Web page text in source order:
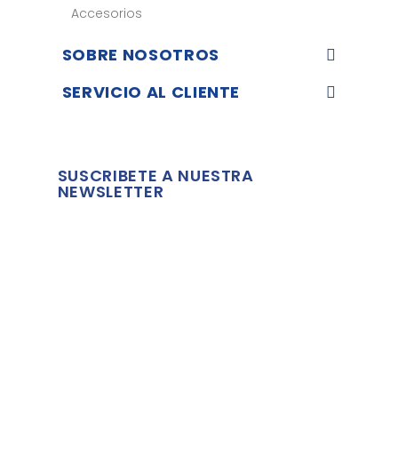
Accesorios
SOBRE NOSOTROS
SERVICIO AL CLIENTE
SUSCRIBETE A NUESTRA
NEWSLETTER